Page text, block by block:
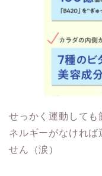
せっかく運動しても
ネルギーがなければ
せん（涙）